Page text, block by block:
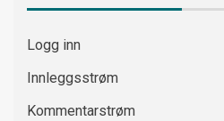
Logg inn
Innleggsstrøm
Kommentarstrøm